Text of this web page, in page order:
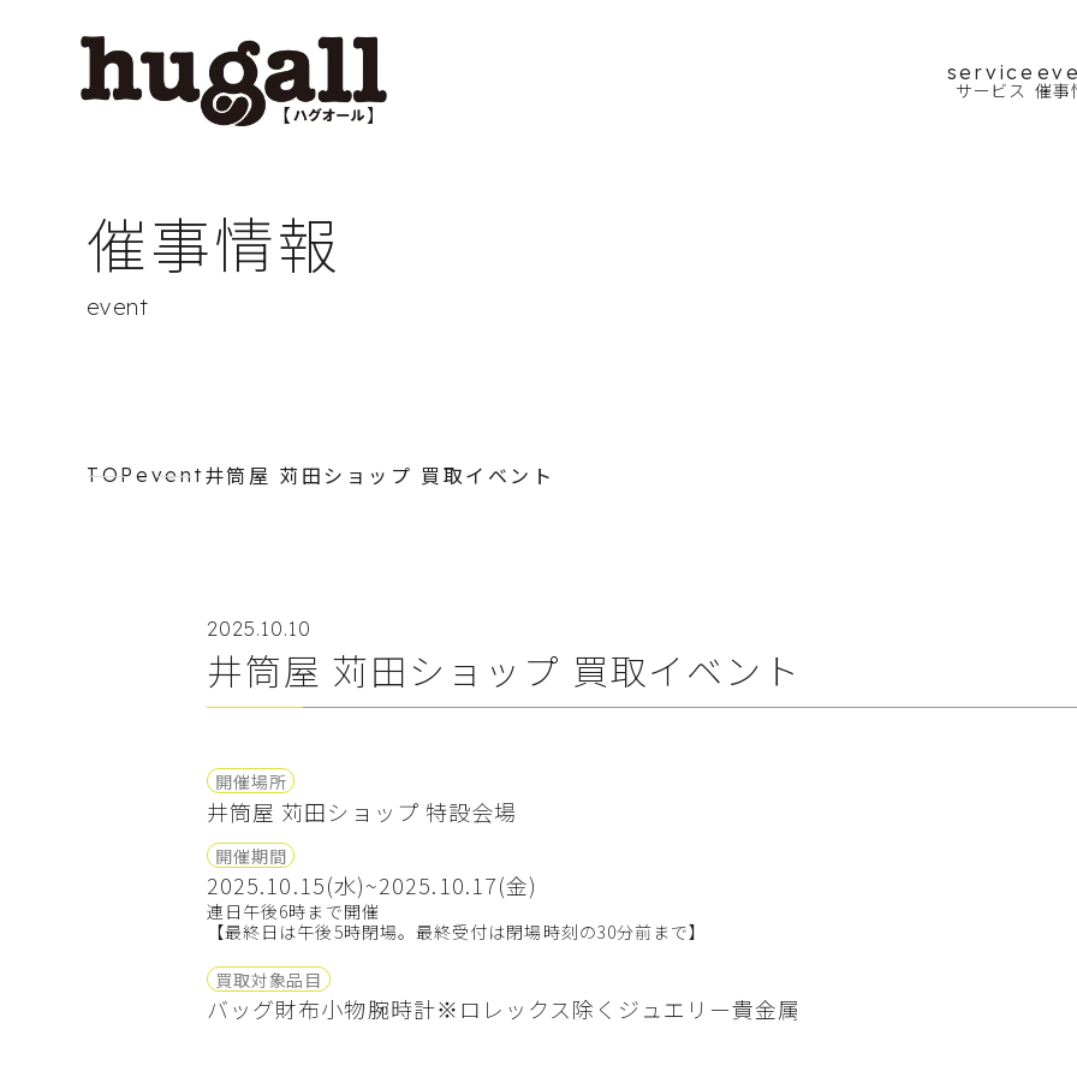
service
サービス 催事
催事情報
event
TOPevent井筒屋 苅田ショップ 買取イベント
2025.10.10
井筒屋 苅田ショップ 買取イベント
開催場所
井筒屋 苅田ショップ 特設会場
開催期間
2025.10.15(水)~2025.10.17(金)
連日午後6時まで開催
【最終日は午後5時閉場。最終受付は閉場時刻の30分前まで】
買取対象品目
バッグ財布小物腕時計※ロレックス除く ジュエリー貴金属